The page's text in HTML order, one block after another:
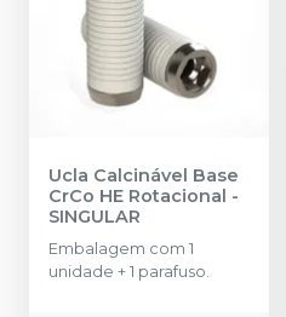
Ucla Calcinável Base
CrCo HE Rotacional -
SINGULAR
Embalagem com 1
unidade + 1 parafuso.